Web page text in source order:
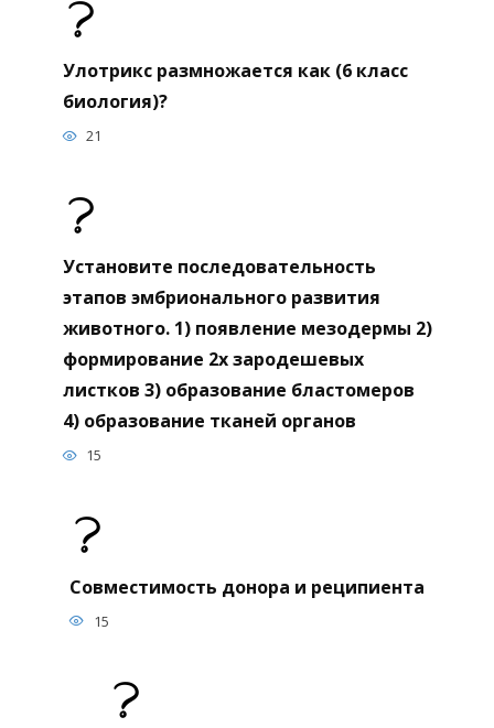
Улотрикс размножается как (6 класс
биология)?
21
Установите последовательность
этапов эмбрионального развития
животного. 1) появление мезодермы 2)
формирование 2х зародешевых
листков 3) образование бластомеров
4) образование тканей органов
15
Совместимость донора и реципиента
15